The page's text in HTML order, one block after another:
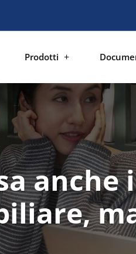
Prodotti
anche